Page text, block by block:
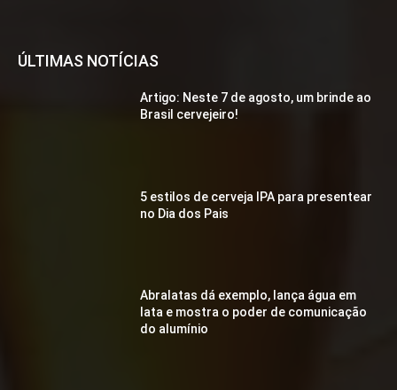
ÚLTIMAS NOTÍCIAS
Artigo: Neste 7 de agosto, um brinde ao
Brasil cervejeiro!
5 estilos de cerveja IPA para presentear
no Dia dos Pais
Abralatas dá exemplo, lança água em
lata e mostra o poder de comunicação
do alumínio